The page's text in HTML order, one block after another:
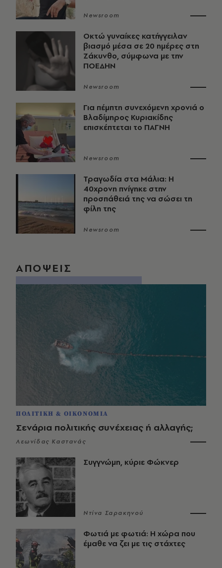
Newsroom
Οκτώ γυναίκες κατήγγειλαν
βιασμό μέσα σε 20 ημέρες στη
Ζάκυνθο, σύμφωνα με την
ΠΟΕΔΗΝ
Newsroom
Για πέμπτη συνεχόμενη χρονιά ο
Βλαδίμηρος Κυριακίδης
επισκέπτεται το ΠΑΓΝΗ
Newsroom
Τραγωδία στα Μάλια: Η
40χρονη πνίγηκε στην
προσπάθειά της να σώσει τη
φίλη της
Newsroom
ΑΠΟΨΕΙΣ
ΠΟΛΙΤΙΚΗ & ΟΙΚΟΝΟΜΙΑ
Σενάρια πολιτικής συνέχειας ή αλλαγής;
Λεωνίδας Καστανάς
Συγγνώμη, κύριε Φώκνερ
Ντίνα Σαρακηνού
Φωτιά με φωτιά: Η χώρα που
έμαθε να ζει με τις στάχτες